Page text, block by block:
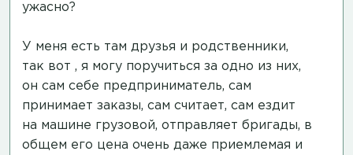
ужасно?
У меня есть там друзья и родственники,
так вот , я могу поручиться за одно из них,
он сам себе предприниматель, сам
принимает заказы, сам считает, сам ездит
на машине грузовой, отправляет бригады, в
общем его цена очень даже приемлемая и